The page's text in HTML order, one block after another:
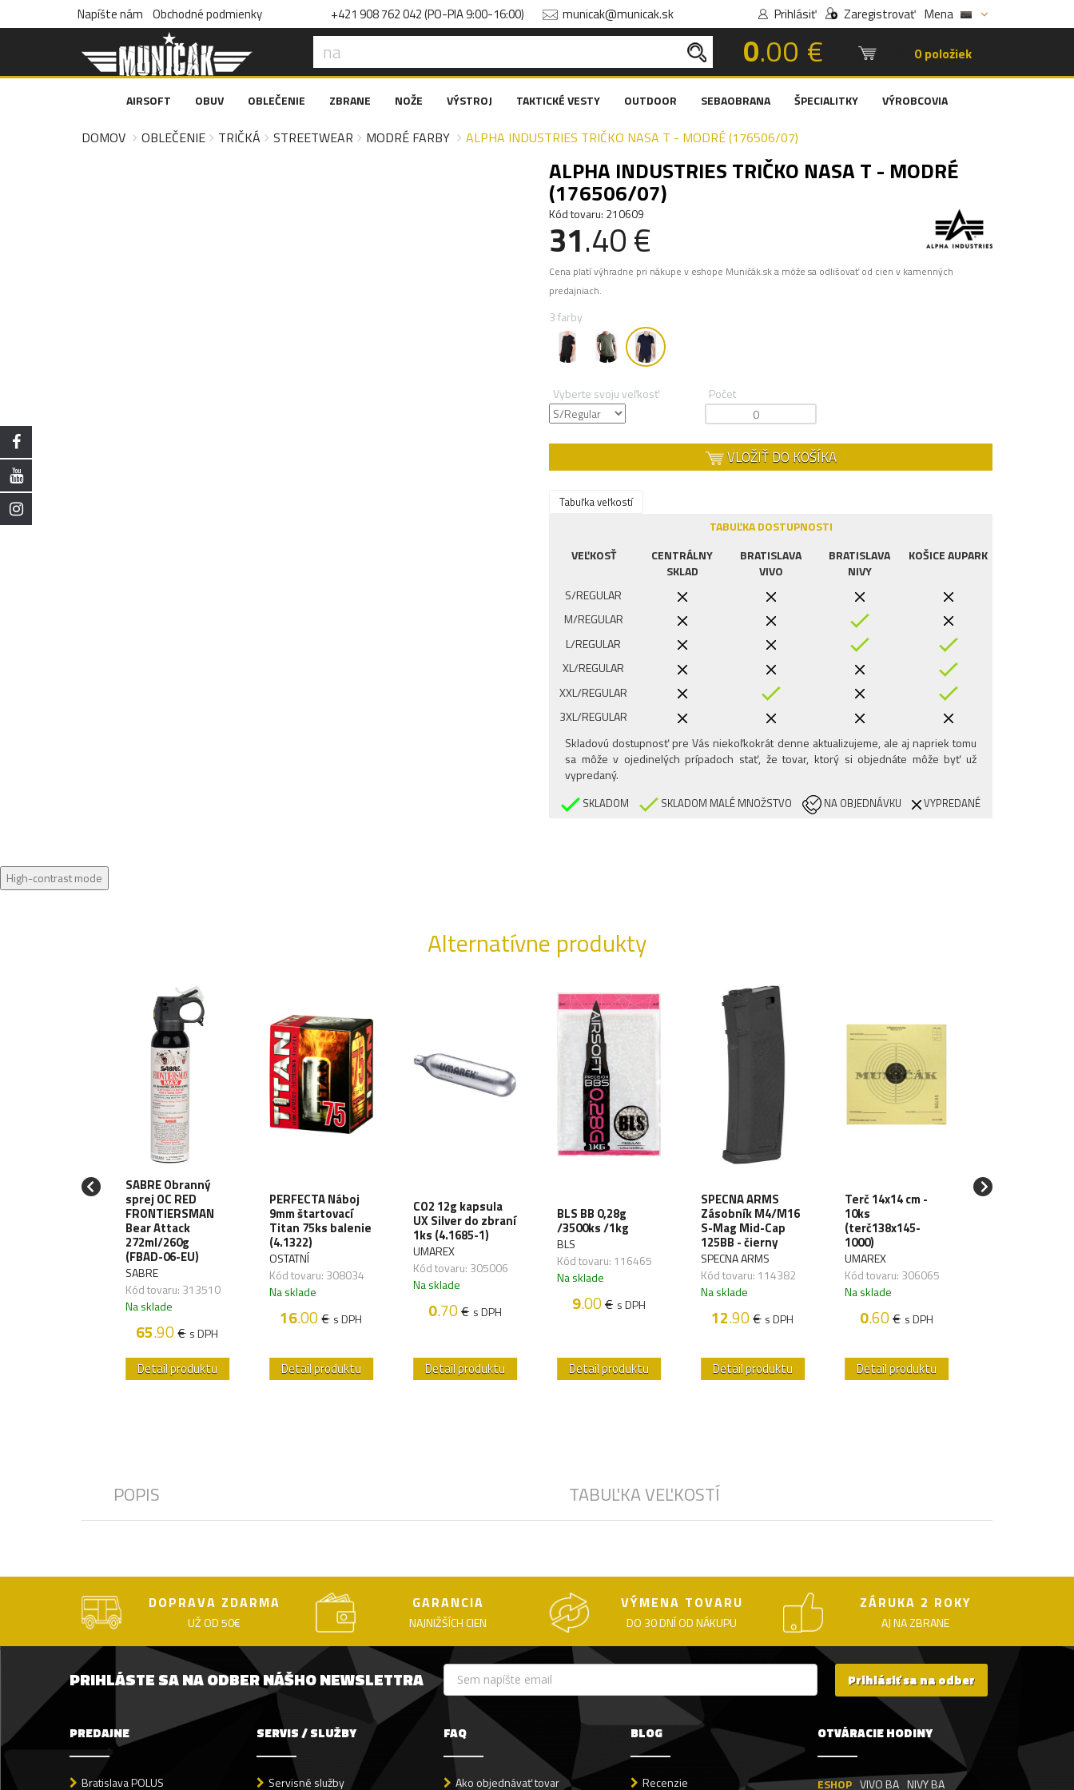
Napíšte nám Obchodné podmienky +421 908 762 042 (PO-PIA 9:00-16:00) municak@municak.sk Prihlásiť Zaregistrovať Mena
0.00 € 0 položiek
AIRSOFT OBUV OBLEČENIE ZBRANE NOŽE VÝSTROJ TAKTICKÉ VESTY OUTDOOR SEBAOBRANA ŠPECIALITKY VÝROBCOVIA
DOMOV OBLEČENIE TRIČKÁ STREETWEAR MODRÉ FARBY ALPHA INDUSTRIES TRIČKO NASA T - MODRÉ (176506/07)
ALPHA INDUSTRIES TRIČKO NASA T - MODRÉ
(176506/07)
Kód tovaru: 210609
31.40 €
Cena platí výhradne pri nákupe v eshope Muničák.sk a môže sa odlišovať od cien v kamenných
predajniach.
3 farby
Vyberte svoju veľkosť Počet
VLOŽIŤ DO KOŠÍKA
Tabuľka veľkostí
TABUĽKA DOSTUPNOSTI
VEĽKOSŤ
CENTRÁLNY
SKLAD
BRATISLAVA
VIVO
BRATISLAVA
NIVY
KOŠICE AUPARK
S/REGULAR
M/REGULAR
L/REGULAR
XL/REGULAR
XXL/REGULAR
3XL/REGULAR
Skladovú dostupnosť pre Vás niekoľkokrát denne aktualizujeme, ale aj napriek tomu
sa môže v ojedinelých prípadoch stať, že tovar, ktorý si objednáte môže byť už
vypredaný.
SKLADOM SKLADOM MALÉ MNOŽSTVO NA OBJEDNÁVKU VYPREDANÉ
High-contrast mode
Alternatívne produkty
SABRE Obranný
sprej OC RED
FRONTIERSMAN
Bear Attack
272ml/260g
(FBAD-06-EU)
SABRE
Kód tovaru: 313510
Na sklade
65.90€ s DPH
Detail produktu
PERFECTA Náboj
9mm štartovací
Titan 75ks balenie
(4.1322)
OSTATNÍ
Kód tovaru: 308034
Na sklade
16.00€ s DPH
Detail produktu
CO2 12g kapsula
UX Silver do zbraní
1ks (4.1685-1)
UMAREX
Kód tovaru: 305006
Na sklade
0.70€ s DPH
Detail produktu
BLS BB 0,28g
/3500ks /1kg
BLS
Kód tovaru: 116465
Na sklade
9.00€ s DPH
Detail produktu
SPECNA ARMS
Zásobník M4/M16
S-Mag Mid-Cap
125BB - čierny
SPECNA ARMS
Kód tovaru: 114382
Na sklade
12.90€ s DPH
Detail produktu
Terč 14x14 cm -
10ks
(terč138x145-
1000)
UMAREX
Kód tovaru: 306065
Na sklade
0.60€ s DPH
Detail produktu
SPECNA ARMS
POPIS TABUĽKA VEĽKOSTÍ
DOPRAVA ZDARMA
UŽ OD 50€
GARANCIA
NAJNIŽŠÍCH CIEN
VÝMENA TOVARU
DO 30 DNÍ OD NÁKUPU
ZÁRUKA 2 ROKY
AJ NA ZBRANE
PRIHLÁSTE SA NA ODBER NÁŠHO NEWSLETTRA Prihlásiť sa na odber
PREDAJNE
Bratislava POLUS
SERVIS / SLUŽBY
Servisné služby
FAQ
Ako objednávať tovar
BLOG
Recenzie
OTVÁRACIE HODINY
ESHOP VIVO BA NIVY BA